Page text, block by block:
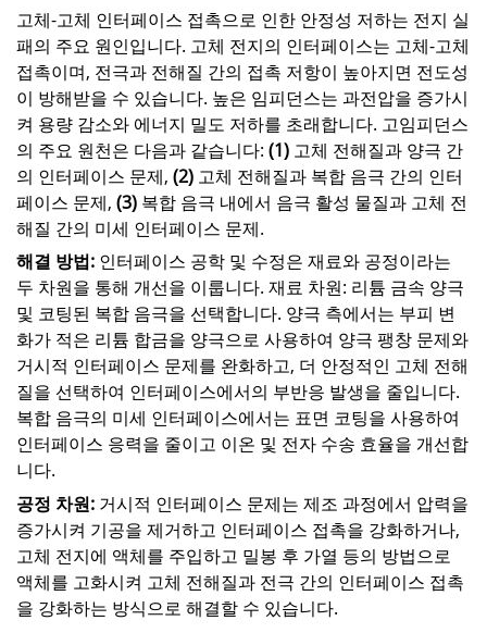
고체-고체 인터페이스 접촉으로 인한 안정성 저하는 전지 실
패의 주요 원인입니다. 고체 전지의 인터페이스는 고체-고체
접촉이며, 전극과 전해질 간의 접촉 저항이 높아지면 전도성
이 방해받을 수 있습니다. 높은 임피던스는 과전압을 증가시
켜 용량 감소와 에너지 밀도 저하를 초래합니다. 고임피던스
의 주요 원천은 다음과 같습니다: (1) 고체 전해질과 양극 간
의 인터페이스 문제, (2) 고체 전해질과 복합 음극 간의 인터
페이스 문제, (3) 복합 음극 내에서 음극 활성 물질과 고체 전
해질 간의 미세 인터페이스 문제.
해결 방법: 인터페이스 공학 및 수정은 재료와 공정이라는
두 차원을 통해 개선을 이룹니다. 재료 차원: 리튬 금속 양극
및 코팅된 복합 음극을 선택합니다. 양극 측에서는 부피 변
화가 적은 리튬 합금을 양극으로 사용하여 양극 팽창 문제와
거시적 인터페이스 문제를 완화하고, 더 안정적인 고체 전해
질을 선택하여 인터페이스에서의 부반응 발생을 줄입니다.
복합 음극의 미세 인터페이스에서는 표면 코팅을 사용하여
인터페이스 응력을 줄이고 이온 및 전자 수송 효율을 개선합
니다.
공정 차원: 거시적 인터페이스 문제는 제조 과정에서 압력을
증가시켜 기공을 제거하고 인터페이스 접촉을 강화하거나,
고체 전지에 액체를 주입하고 밀봉 후 가열 등의 방법으로
액체를 고화시켜 고체 전해질과 전극 간의 인터페이스 접촉
을 강화하는 방식으로 해결할 수 있습니다.